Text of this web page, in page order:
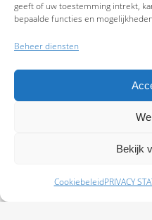
geeft of uw toestemming intrekt,
bepaalde functies en
Beheer diensten
Bekijk
CookiebeleidPRIVACY
Schade melden